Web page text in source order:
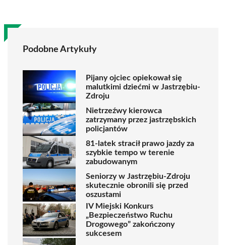
Podobne Artykuły
Pijany ojciec opiekował się
malutkimi dziećmi w Jastrzębiu-
Zdroju
Nietrzeźwy kierowca
zatrzymany przez jastrzębskich
policjantów
81-latek stracił prawo jazdy za
szybkie tempo w terenie
zabudowanym
Seniorzy w Jastrzębiu-Zdroju
skutecznie obronili się przed
oszustami
IV Miejski Konkurs
„Bezpieczeństwo Ruchu
Drogowego” zakończony
sukcesem